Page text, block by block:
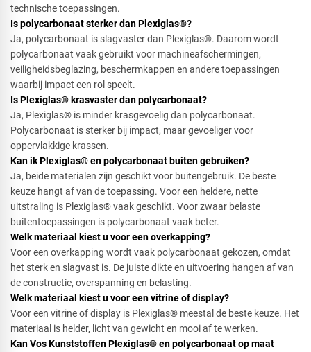
technische toepassingen.
Is polycarbonaat sterker dan Plexiglas®?
Ja, polycarbonaat is slagvaster dan Plexiglas®. Daarom wordt
polycarbonaat vaak gebruikt voor machineafschermingen,
veiligheidsbeglazing, beschermkappen en andere toepassingen
waarbij impact een rol speelt.
Is Plexiglas® krasvaster dan polycarbonaat?
Ja, Plexiglas® is minder krasgevoelig dan polycarbonaat.
Polycarbonaat is sterker bij impact, maar gevoeliger voor
oppervlakkige krassen.
Kan ik Plexiglas® en polycarbonaat buiten gebruiken?
Ja, beide materialen zijn geschikt voor buitengebruik. De beste
keuze hangt af van de toepassing. Voor een heldere, nette
uitstraling is Plexiglas® vaak geschikt. Voor zwaar belaste
buitentoepassingen is polycarbonaat vaak beter.
Welk materiaal kiest u voor een overkapping?
Voor een overkapping wordt vaak polycarbonaat gekozen, omdat
het sterk en slagvast is. De juiste dikte en uitvoering hangen af van
de constructie, overspanning en belasting.
Welk materiaal kiest u voor een vitrine of display?
Voor een vitrine of display is Plexiglas® meestal de beste keuze. Het
materiaal is helder, licht van gewicht en mooi af te werken.​
Kan Vos Kunststoffen Plexiglas® en polycarbonaat op maat